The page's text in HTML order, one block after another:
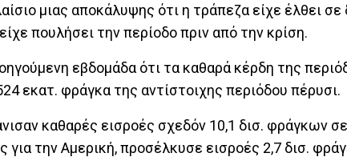
μιας αποκάλυψης ότι η τράπεζα είχε έλθει σε
πουλήσει την περίοδο πριν από την κρίση.
εβδομάδα ότι τα καθαρά κέρδη της
εκατ. φράγκα της αντίστοιχης περιόδου πέρυσι.
καθαρές εισροές σχεδόν 10,1 δισ. φράγκων
για την Αμερική, προσέλκυσε εισροές 2,7 δισ.